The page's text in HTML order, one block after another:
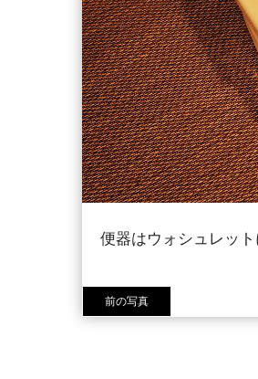
便器はウォシュレッ
前の写真